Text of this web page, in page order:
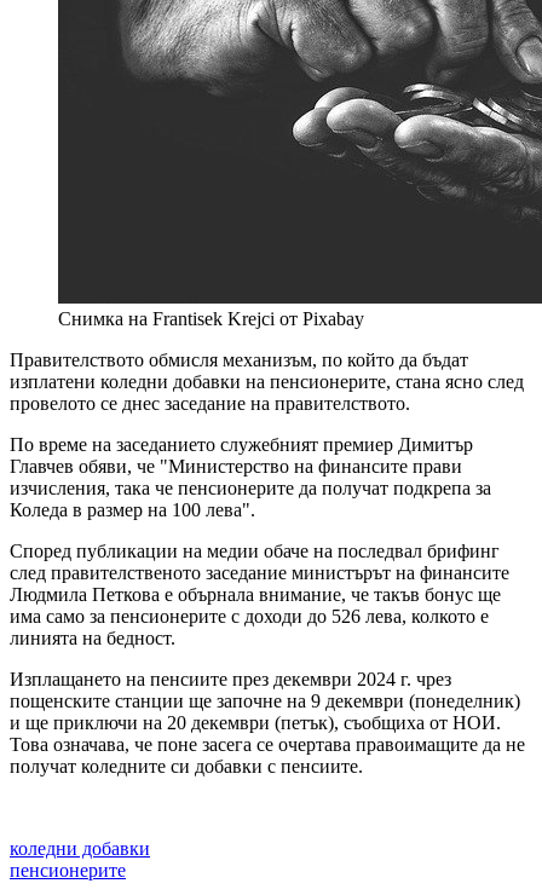
Снимка на Frantisek Krejci от Pixabay
Правителството обмисля механизъм, по който да бъдат
изплатени коледни добавки на пенсионерите, стана ясно след
провелото се днес заседание на правителството.
По време на заседанието служебният премиер Димитър
Главчев обяви, че "Министерство на финансите прави
изчисления, така че пенсионерите да получат подкрепа за
Коледа в размер на 100 лева".
Според публикации на медии обаче на последвал брифинг
след правителственото заседание министърът на финансите
Людмила Петкова е обърнала внимание, че такъв бонус ще
има само за пенсионерите с доходи до 526 лева, колкото е
линията на бедност.
Изплащането на пенсиите през декември 2024 г. чрез
пощенските станции ще започне на 9 декември (понеделник)
и ще приключи на 20 декември (петък), съобщиха от НОИ.
Това означава, че поне засега се очертава правоимащите да не
получат коледните си добавки с пенсиите.
коледни добавки
пенсионерите